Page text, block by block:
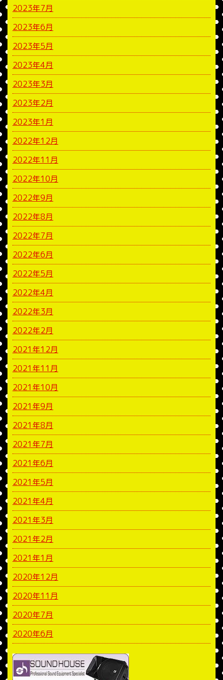
2023年7月
2023年6月
2023年5月
2023年4月
2023年3月
2023年2月
2023年1月
2022年12月
2022年11月
2022年10月
2022年9月
2022年8月
2022年7月
2022年6月
2022年5月
2022年4月
2022年3月
2022年2月
2021年12月
2021年11月
2021年10月
2021年9月
2021年8月
2021年7月
2021年6月
2021年5月
2021年4月
2021年3月
2021年2月
2021年1月
2020年12月
2020年11月
2020年7月
2020年6月